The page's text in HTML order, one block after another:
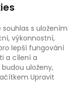
s uložením
výkonnostní,
lepší fungování
a cílení a
uloženy,
Upravit